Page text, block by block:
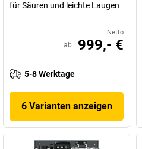
für Säuren und leichte Laugen
Netto
ab 999,- €
5-8 Werktage
6 Varianten anzeigen